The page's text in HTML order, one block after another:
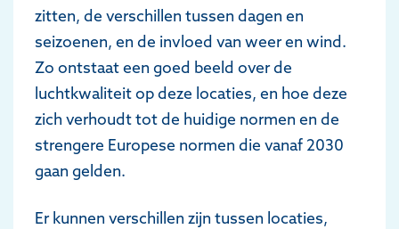
zitten, de verschillen tussen dagen en
seizoenen, en de invloed van weer en wind.
Zo ontstaat een goed beeld over de
luchtkwaliteit op deze locaties, en hoe deze
zich verhoudt tot de huidige normen en de
strengere Europese normen die vanaf 2030
gaan gelden.
Er kunnen verschillen zijn tussen locaties,